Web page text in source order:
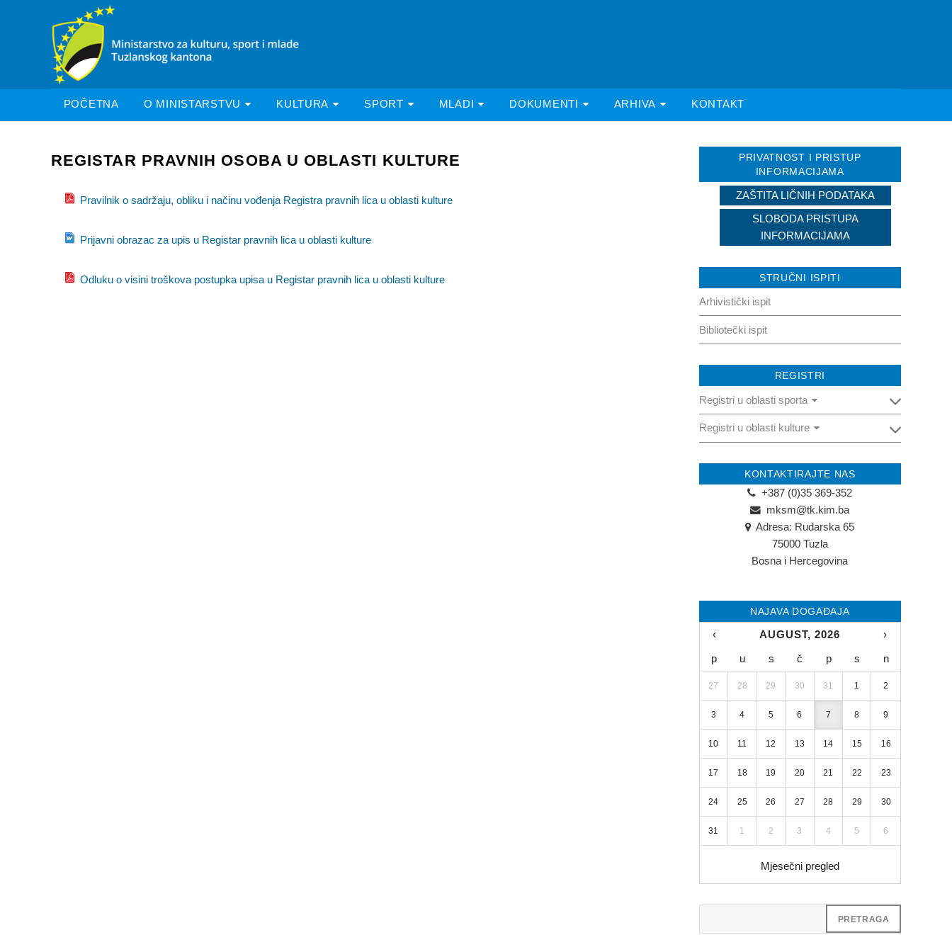
POČETNA O MINISTARSTVU KULTURA SPORT MLADI DOKUMENTI ARHIVA KONTAKT
REGISTAR PRAVNIH OSOBA U OBLASTI KULTURE
Pravilnik o sadržaju, obliku i načinu vođenja Registra pravnih lica u oblasti kulture
Prijavni obrazac za upis u Registar pravnih lica u oblasti kulture
Odluku o visini troškova postupka upisa u Registar pravnih lica u oblasti kulture
PRIVATNOST I PRISTUP
INFORMACIJAMA
ZAŠTITA LIČNIH PODATAKA
SLOBODA PRISTUPA
INFORMACIJAMA
STRUČNI ISPITI
Arhivistički ispit
Bibliotečki ispit
REGISTRI
Registri u oblasti sporta
Registar pravnih osoba u oblasti sporta
Registri u oblasti kulture
Registar fizičkih osoba u oblasti kulture
KONTAKTIRAJTE NAS
+387 (0)35 369-352
mksm@tk.kim.ba
Adresa: Rudarska 65
75000 Tuzla
Bosna i Hercegovina
NAJAVA DOGAĐAJA
‹ AUGUST, 2026 ›
p u s č p s n
27 28 29 30 31 1 2
3 4 5 6 7 8 9
10 11 12 13 14 15 16
17 18 19 20 21 22 23
24 25 26 27 28 29 30
31 1 2 3 4 5 6
Mjesečni pregled